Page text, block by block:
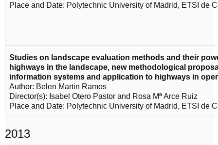
Place and Date: Polytechnic University of Madrid, ETSI de
Studies on landscape evaluation methods and their
highways in the landscape, new methodological
information systems and application to highways in
Author: Belen Martin Ramos
Director(s): Isabel Otero Pastor and Rosa Mª Arce Ruiz
Place and Date: Polytechnic University of Madrid, ETSI de
2013